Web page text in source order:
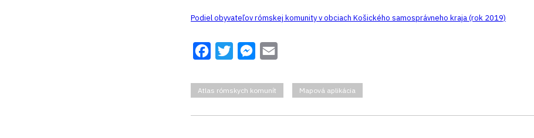
Podiel obyvateľov rómskej komunity v obciach Košického samosprávneho kraja (rok 2019)
FacebookTwitter Messenger
Atlas rómskych komunít Mapová aplikácia